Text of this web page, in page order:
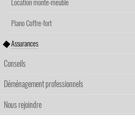
Location monte-meuble
Piano Coffre-fort
Assurances
Conseils
Déménagement professionnels
Nous rejoindre